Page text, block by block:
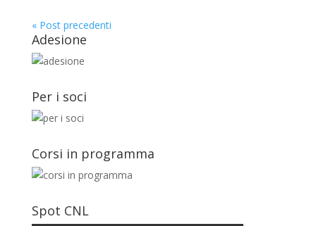
« Post precedenti
Adesione
Per i soci
Corsi in programma
Spot CNL